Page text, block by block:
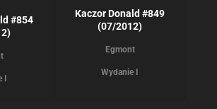
#854
I
Kaczor Donald #849
(07/2012)
Egmont
Wydanie I